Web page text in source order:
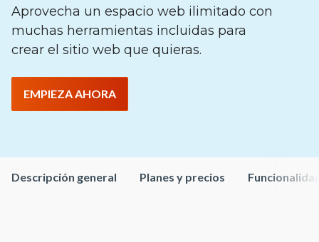
Aprovecha un espacio web ilimitado con
muchas herramientas incluidas para
crear el sitio web que quieras.
EMPIEZA AHORA
Descripción general Planes y precios